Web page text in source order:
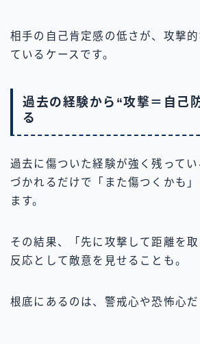
相手の自己肯定感の低さが、攻撃
ているケースです。
過去の経験から“攻撃＝自己
る
過去に傷ついた経験が強く残って
づかれるだけで「また傷つくかも
ます。
その結果、「先に攻撃して距離を
反応として敵意を見せることも。
根底にあるのは、警戒心や恐怖心だ